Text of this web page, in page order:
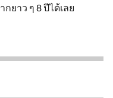
ยาว ๆ 8 ปีได้เลย